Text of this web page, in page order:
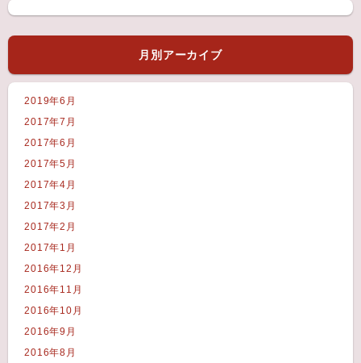
月別アーカイブ
2019年6月
2017年7月
2017年6月
2017年5月
2017年4月
2017年3月
2017年2月
2017年1月
2016年12月
2016年11月
2016年10月
2016年9月
2016年8月